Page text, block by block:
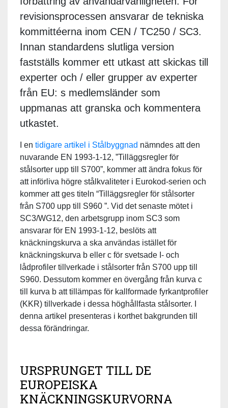
revisionsprocessen ansvarar de tekniska
kommittéerna inom CEN / TC250 / SC3.
Innan standardens slutliga version
fastställs kommer ett utkast att skickas till
experter och / eller grupper av experter
från EU: s medlemsländer som
uppmanas att granska och kommentera
utkastet.
I en tidigare artikel i Stålbyggnad nämndes att den
nuvarande EN 1993-1-12, ”Tilläggsregler för
stålsorter upp till S700”, kommer att ändra fokus för
att införliva högre stålkvaliteter i Eurokod-serien och
kommer att ges titeln “Tilläggsregler för stålsorter
från S700 upp till S960 ”. Vid det senaste mötet i
SC3/WG12, den arbetsgrupp inom SC3 som
ansvarar för EN 1993-1-12, beslöts att
knäckningskurva a ska användas istället för
knäckningskurva b eller c för svetsade I- och
lådprofiler tillverkade i stålsorter från S700 upp till
S960. Dessutom kommer en övergång från kurva c
till kurva b att tillämpas för kallformade fyrkantprofiler
(KKR) tillverkade i dessa höghållfasta stålsorter. I
denna artikel presenteras i korthet bakgrunden till
dessa förändringar.
URSPRUNGET TILL DE
EUROPEISKA
KNÄCKNINGSKURVORNA